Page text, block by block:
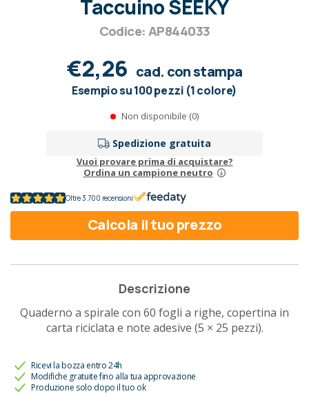
Taccuino SEEKY
Codice: AP844033
€2,26 cad. con stampa
Esempio su 100 pezzi (1 colore)
Non disponibile (0)
Spedizione gratuita
Vuoi provare prima di acquistare?
Ordina un campione neutro
Oltre 3.700 recensioni
Calcola il tuo prezzo
Descrizione
Quaderno a spirale con 60 fogli a righe, copertina in
carta riciclata e note adesive (5 × 25 pezzi).
Ricevi la bozza entro 24h
Modifiche gratuite fino alla tua approvazione
Produzione solo dopo il tuo ok